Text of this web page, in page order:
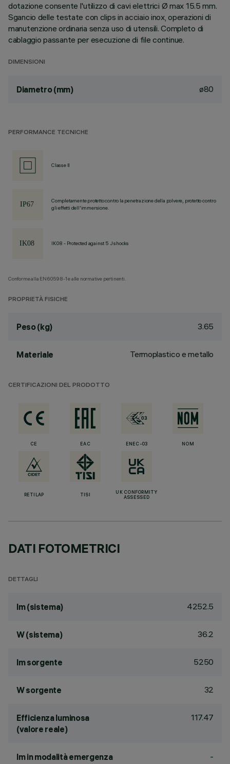
dotazione consente l'utilizzo di cavi elettrici Ø max 15.5 mm.
Sgancio delle testate con clips in acciaio inox, operazioni di
manutenzione ordinaria senza uso di utensili. Completo di
cablaggio passante per esecuzione di file continue.
DIMENSIONI
Diametro (mm) ø80
PERFORMANCE TECNICHE
Classe II
Completamente protetto contro la penetrazione della polvere, protetto contro
gli effetti dell'immersione.
IK08 - Protected against 5 J shocks
Conforme alla EN60598-1 e alle normative pertinenti.
PROPRIETÀ FISICHE
Peso (kg) 3.65
Materiale Termoplastico e metallo
CERTIFICAZIONI DEL PRODOTTO
CE EAC ENEC-03 NOM
RETILAP TISI
UK CONFORMITY
ASSESSED
DATI FOTOMETRICI
DETTAGLI
lm (sistema) 4252.5
W (sistema) 36.2
lm sorgente 5250
W sorgente 32
Efficienza luminosa
(valore reale)
117.47
lm in modalità emergenza -